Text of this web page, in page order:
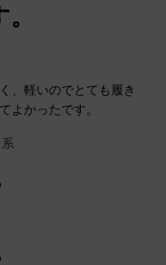
、軽いのでとても履き
よかったです。